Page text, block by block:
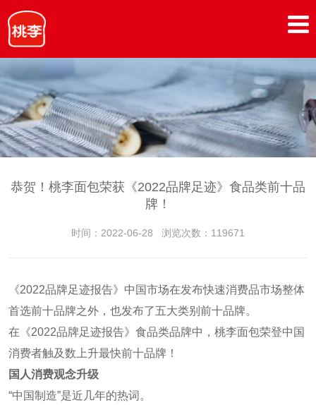
恭贺！桃李面包荣获《2022品牌足迹》食品类前十品
牌！
时间：2022-06-28 浏览次数：119671
《2022品牌足迹报告》中国市场在发布快速消费品市场整体
首选前十品牌之外，也发布了五大类别前十品牌。
在《2022品牌足迹报告》食品类品牌中，桃李面包荣登中国
消费者触及数上升最快前十品牌！
国人消费观念升级
“中国制造”是近几年的热词。